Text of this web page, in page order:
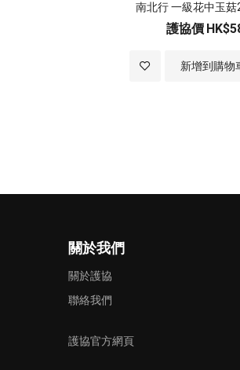
南北行 一級花中玉
護協價
新增到購物
加
望
關於我們
關於護協
聯絡我們
護協官方網頁